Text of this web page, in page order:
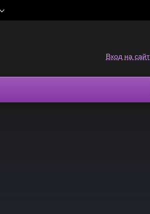
Вход на сайт